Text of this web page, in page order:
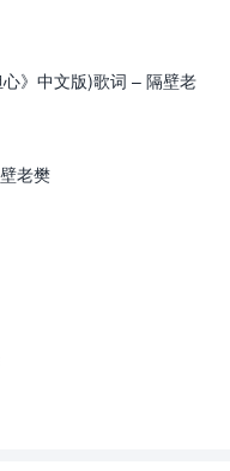
》中文版)歌词 – 隔壁老
老樊